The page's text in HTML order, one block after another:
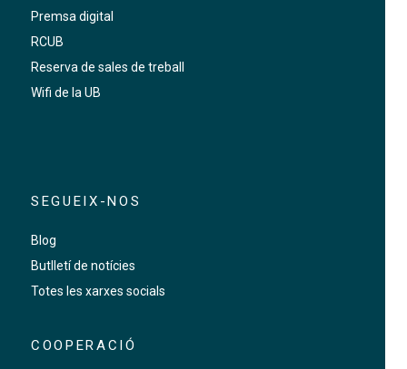
Premsa digital
RCUB
Reserva de sales de treball
Wifi de la UB
SEGUEIX-NOS
Blog
Butlletí de notícies
Totes les xarxes socials
COOPERACIÓ